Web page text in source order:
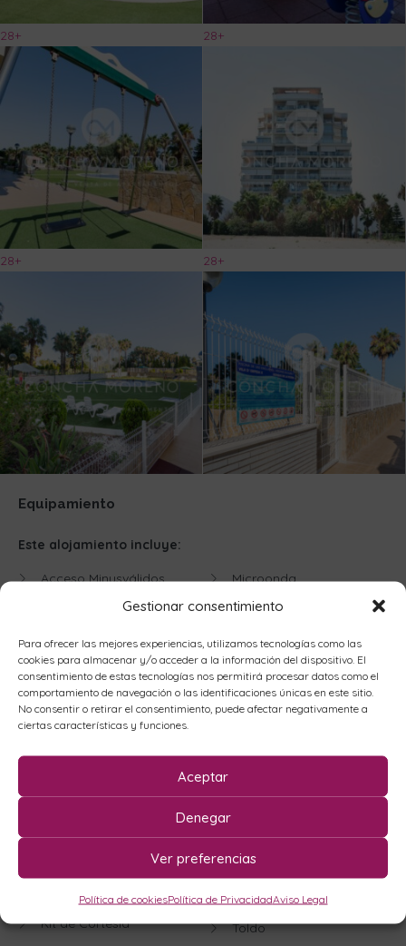
Gestionar consentimiento
Para ofrecer las mejores experiencias, utilizamos tecnologías como las
cookies para almacenar y/o acceder a la información del dispositivo. El
consentimiento de estas tecnologías nos permitirá procesar datos como el
comportamiento de navegación o las identificaciones únicas en este sitio.
No consentir o retirar el consentimiento, puede afectar negativamente a
ciertas características y funciones.
Aceptar
Denegar
Ver preferencias
Política de cookiesPolítica de PrivacidadAviso Legal
28+ 28+
28+ 28+
Equipamiento
Este alojamiento incluye:
Acceso Minusválidos
Aire Acondicionado
Ascensor
Batidora
Cafetera
Semanal Oficinas
Kit de Cortesía
Microonda
Parking
Parque Infantil
Piscina
Piscina Adultos
Primera línea de playa
Suministros
Television
Toldo